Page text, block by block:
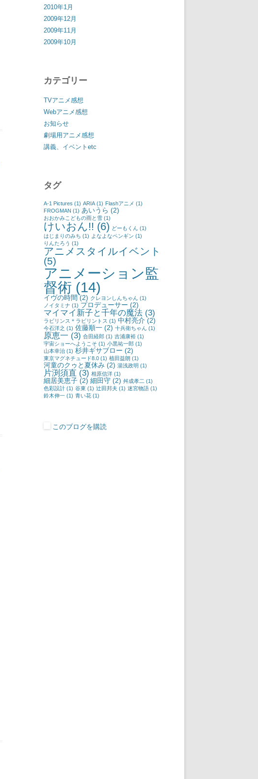
2010年1月
2009年12月
2009年11月
2009年10月
カテゴリー
TVアニメ感想
Webアニメ感想
お知らせ
劇場用アニメ感想
講義、イベントetc
タグ
A-1 Pictures (1) ARIA (1) Flashアニメ (1)
FROGMAN (1) あいうら (2)
おおかみこどもの雨と雪 (1)
けいおん!! (6) どーもくん (1)
はじまりのみち (1) よなよなペンギン (1)
りんたろう (1)
アニメスタイルイベント
(5)
アニメーション監
督術 (14)
イヴの時間 (2) クレヨンしんちゃん (1)
ノイタミナ (1) プロデューサー (2)
マイマイ新子と千年の魔法 (3)
ラビリンス＊ラビリントス (1) 中村亮介 (2)
今石洋之 (1) 佐藤順一 (2) 十兵衛ちゃん (1)
原恵一 (3) 合田経郎 (1) 吉浦康裕 (1)
宇宙ショーへようこそ (1) 小黒祐一郎 (1)
山本幸治 (1) 杉井ギサブロー (2)
東京マグネチュード8.0 (1) 植田益朗 (1)
河童のクゥと夏休み (2) 湯浅政明 (1)
片渕須直 (3) 相原信洋 (1)
細居美恵子 (2) 細田守 (2) 舛成孝二 (1)
色彩設計 (1) 谷東 (1) 辻田邦夫 (1) 迷宮物語 (1)
鈴木伸一 (1) 青い花 (1)
このブログを購読